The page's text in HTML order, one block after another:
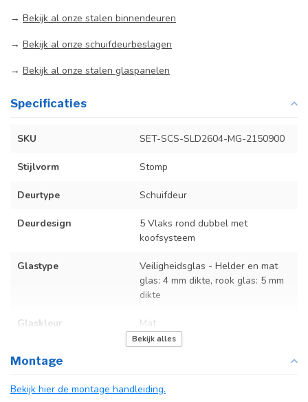
→ Bekijk al onze stalen binnendeuren
→ Bekijk al onze schuifdeurbeslagen
→ Bekijk al onze stalen glaspanelen
Specificaties
SKU SET-SCS-SLD2604-MG-2150900
Stijlvorm Stomp
Deurtype Schuifdeur
Deurdesign
5 Vlaks rond dubbel met
koofsysteem
Glastype
Veiligheidsglas - Helder en mat
glas: 4 mm dikte, rook glas: 5 mm
dikte
Glaskleur Mat
U kunt een tabel vinden met de
specificatievak.
Bekijk alles
Montage
Bekijk hier de montage handleiding.